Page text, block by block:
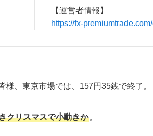
【運営者情報】
https://fx-
様、東京市場では、157円35銭で終了。
クリスマスで小動きか 。